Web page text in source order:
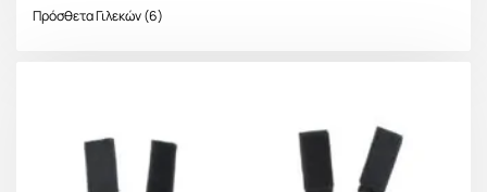
Πρόσθετα Γιλεκών(6)